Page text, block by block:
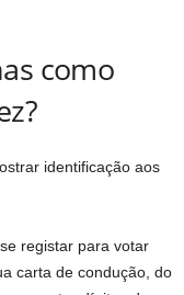
como
identificação aos
registar para votar
carta de condução, do